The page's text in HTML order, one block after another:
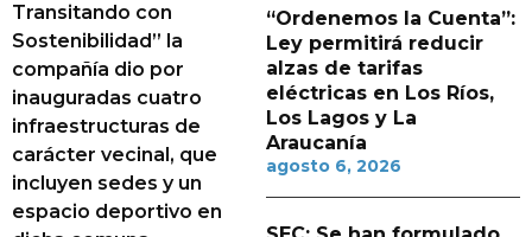
Transitando con
Sostenibilidad” la
compañía dio por
inauguradas cuatro
infraestructuras de
carácter vecinal, que
incluyen sedes y un
espacio deportivo en
“Ordenemos la Cuenta”:
Ley permitirá reducir
alzas de tarifas
eléctricas en Los Ríos,
Los Lagos y La
Araucanía
agosto 6, 2026